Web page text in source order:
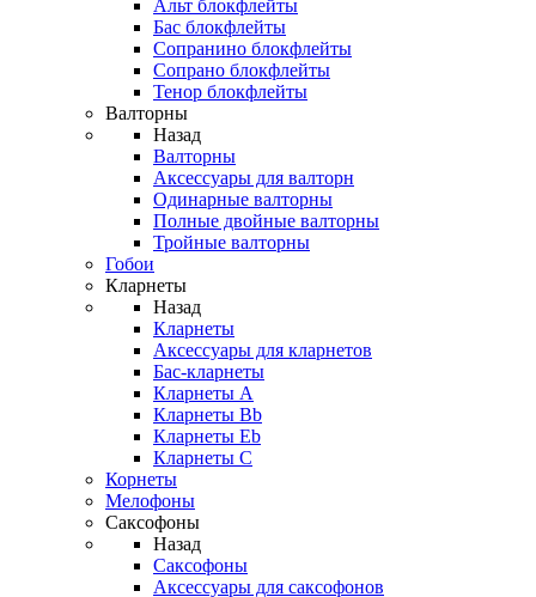
Альт блокфлейты
Бас блокфлейты
Сопранино блокфлейты
Сопрано блокфлейты
Тенор блокфлейты
Валторны
Назад
Валторны
Аксессуары для валторн
Одинарные валторны
Полные двойные валторны
Тройные валторны
Гобои
Кларнеты
Назад
Кларнеты
Аксессуары для кларнетов
Бас-кларнеты
Кларнеты A
Кларнеты Bb
Кларнеты Eb
Кларнеты С
Корнеты
Мелофоны
Саксофоны
Назад
Саксофоны
Аксессуары для саксофонов